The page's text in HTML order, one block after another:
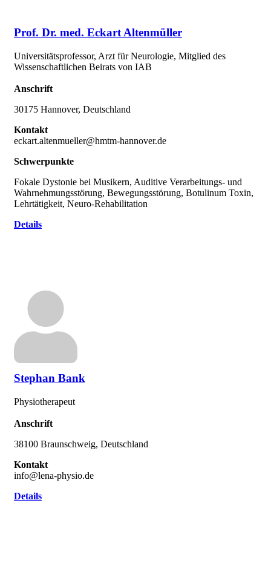
Prof. Dr. med. Eckart Altenmüller
Universitätsprofessor, Arzt für Neurologie, Mitglied des
Wissenschaftlichen Beirats von IAB
Anschrift
30175 Hannover, Deutschland
Kontakt
eckart.altenmueller@hmtm-hannover.de
Schwerpunkte
Fokale Dystonie bei Musikern, Auditive Verarbeitungs- und
Wahrnehmungsstörung, Bewegungsstörung, Botulinum Toxin,
Lehrtätigkeit, Neuro-Rehabilitation
Details
Stephan Bank
Physiotherapeut
Anschrift
38100 Braunschweig, Deutschland
Kontakt
info@lena-physio.de
Details